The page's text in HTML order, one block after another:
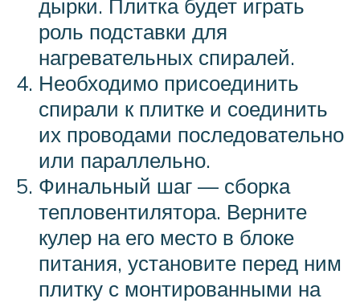
дырки. Плитка будет играть
роль подставки для
нагревательных спиралей.
Необходимо присоединить
спирали к плитке и соединить
их проводами последовательно
или параллельно.
Финальный шаг — сборка
тепловентилятора. Верните
кулер на его место в блоке
питания, установите перед ним
плитку с монтированными на